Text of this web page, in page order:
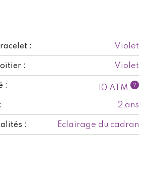
: Violet
: Violet
: 10 ATM ?
2 ans
: Eclairage du cadran